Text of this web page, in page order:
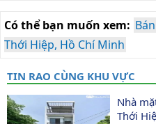
Có thể bạn muốn xem:
Thới Hiệp, Hồ Chí Minh
TIN RAO CÙNG KHU VỰC
Nhà
Thới